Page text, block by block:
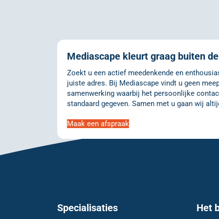
Mediascape kleurt graag buiten
Zoekt u een actief meedenkende en
juiste adres. Bij Mediascape vindt u geen
samenwerking waarbij het persoonlijke
standaard gegeven. Samen met u gaan wij
Maak een afspraak
Specialisaties Het